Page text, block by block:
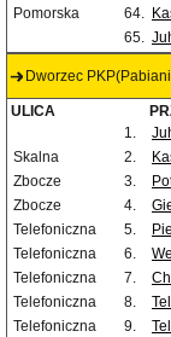
Pomorska
64.
65.
Dworzec
ULICA
1.
Skalna
2.
Zbocze
3.
Zbocze
4.
Telefoniczna
5.
Telefoniczna
6.
Telefoniczna
7.
Telefoniczna
8.
Telefoniczna
9.